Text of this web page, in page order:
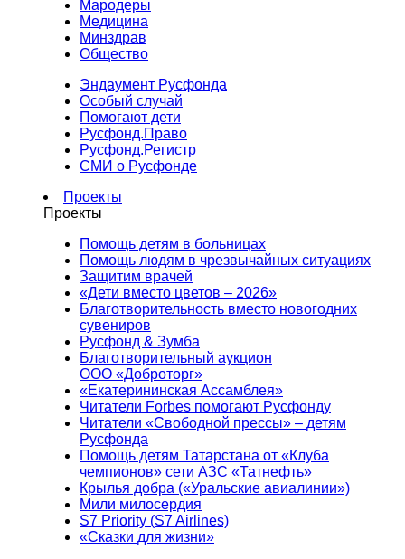
Мародеры
Медицина
Минздрав
Общество
Эндаумент Русфонда
Особый случай
Помогают дети
Русфонд.Право
Русфонд.Регистр
СМИ о Русфонде
Проекты
Проекты
Помощь детям в больницах
Помощь людям в чрезвычайных ситуациях
Защитим врачей
«Дети вместо цветов – 2026»
Благотворительность вместо новогодних
сувениров
Русфонд & Зумба
Благотворительный аукцион
ООО «Доброторг»
«Екатерининская Ассамблея»
Читатели Forbes помогают Русфонду
Читатели «Свободной прессы» – детям
Русфонда
Помощь детям Татарстана от «Клуба
чемпионов» сети АЗС «Татнефть»
Крылья добра («Уральские авиалинии»)
Мили милосердия
S7 Priority (S7 Airlines)
«Сказки для жизни»